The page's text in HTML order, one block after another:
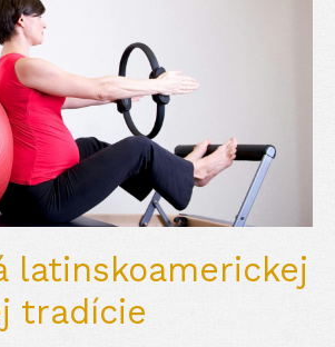
latinskoamerickej
tradície